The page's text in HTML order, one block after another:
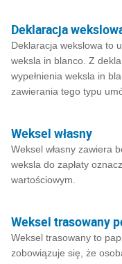
Deklaracja
Deklaracja wekslowa to
weksla in blanco. Z
wypełnienia weksla in
zawierania tego typu
Weksel własny
Weksel własny zawiera
weksla do zapłaty
wartościowym.
Weksel trasowany
Weksel trasowany to
zobowiązuje się, że